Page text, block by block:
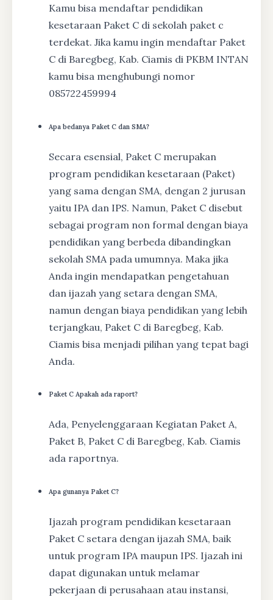
Kamu bisa mendaftar pendidikan
kesetaraan Paket C di sekolah paket c
terdekat. Jika kamu ingin mendaftar Paket
C di Baregbeg, Kab. Ciamis di PKBM INTAN
kamu bisa menghubungi nomor
085722459994
Apa bedanya Paket C dan SMA?
Secara esensial, Paket C merupakan
program pendidikan kesetaraan (Paket)
yang sama dengan SMA, dengan 2 jurusan
yaitu IPA dan IPS. Namun, Paket C disebut
sebagai program non formal dengan biaya
pendidikan yang berbeda dibandingkan
sekolah SMA pada umumnya. Maka jika
Anda ingin mendapatkan pengetahuan
dan ijazah yang setara dengan SMA,
namun dengan biaya pendidikan yang lebih
terjangkau, Paket C di Baregbeg, Kab.
Ciamis bisa menjadi pilihan yang tepat bagi
Anda.
Paket C Apakah ada raport?
Ada, Penyelenggaraan Kegiatan Paket A,
Paket B, Paket C di Baregbeg, Kab. Ciamis
ada raportnya.
Apa gunanya Paket C?
Ijazah program pendidikan kesetaraan
Paket C setara dengan ijazah SMA, baik
untuk program IPA maupun IPS. Ijazah ini
dapat digunakan untuk melamar
pekerjaan di perusahaan atau instansi,